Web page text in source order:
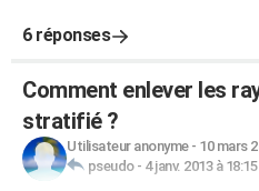
6 réponses
Comment enlever les
stratifié ?
Utilisateur anonyme- 10 mars
pseudo- 4 janv. 2013 à 18:15